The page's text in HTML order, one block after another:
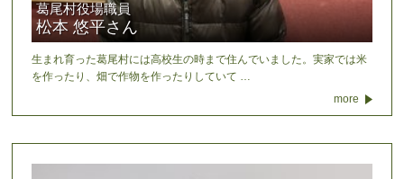
葛尾村役場職員
松本 悠平さん
生まれ育った葛尾村には高校生の時まで住んでいました。実家では米
を作ったり、畑で作物を作ったりしていて …
more